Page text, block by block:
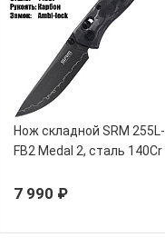
Нож складной SRM 255L-
FB2 Medal 2, сталь 140Cr
Shredded Carbon fiber
7 990 ₽